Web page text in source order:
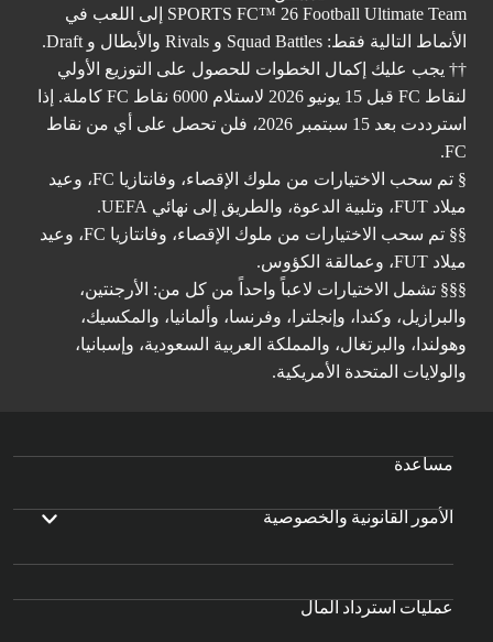
SPORTS FC™ 26 Football Ultimate Team إلى اللعب في
الأنماط التالية فقط: Squad Battles و Rivals والأبطال و Draft.
†† يجب عليك إكمال الخطوات للحصول على التوزيع الأولي
لنقاط FC قبل 15 يونيو 2026 لاستلام 6000 نقاط FC كاملة. إذا
استرددت بعد 15 سبتمبر 2026، فلن تحصل على أي من نقاط
FC.
§ تم سحب الاختيارات من ملوك الإقصاء، وفانتازيا FC، وعيد
ميلاد FUT، وتلبية الدعوة، والطريق إلى نهائي UEFA.
§§ تم سحب الاختيارات من ملوك الإقصاء، وفانتازيا FC، وعيد
ميلاد FUT، وعمالقة الكؤوس.
§§§ تشمل الاختيارات لاعباً واحداً من كل من: الأرجنتين،
والبرازيل، وكندا، وإنجلترا، وفرنسا، وألمانيا، والمكسيك،
وهولندا، والبرتغال، والمملكة العربية السعودية، وإسبانيا،
والولايات المتحدة الأمريكية.
مساعدة
الأمور القانونية والخصوصية
عمليات استرداد المال